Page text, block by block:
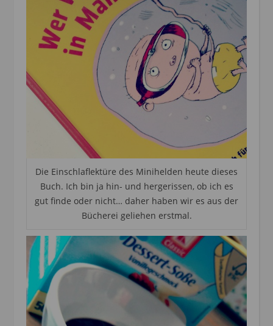
Die Einschlaflektüre des Minihelden heute dieses
Buch. Ich bin ja hin- und hergerissen, ob ich es
gut finde oder nicht… daher haben wir es aus der
Bücherei geliehen erstmal.